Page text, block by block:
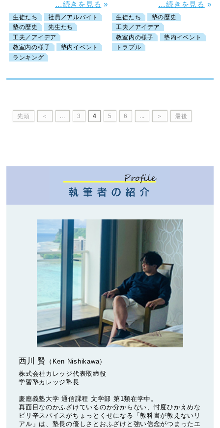
…続きを見る »
生徒たち
社員／アルバイト
塾の歴史
先生たち
工夫／アイデア
教室内の様子
塾内イベント
ランキング
…続きを見る »
生徒たち
塾の歴史
工夫／アイデア
教室内の様子
塾内イベント
トラブル
先頭 ＜ 3 4 5 6 ＞ 最後
西川 賢
（Ken Nishikawa）
株式会社カレッジ代表取締役
学習塾カレッジ塾長
慶應義塾大学 通信課程 文学部 第1類在学中。
真面目なのかふざけているのか分からない、忖度ひかえめな
ピリ辛スパイスがちょっとくせになる「教科書が教えないリ
アル」は、塾長の優しさとおふざけと強い信念がつまったエ